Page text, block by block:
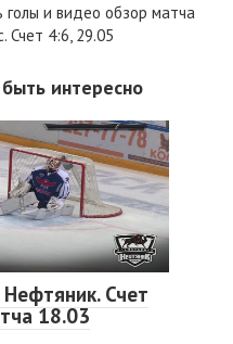
голы и видео обзор матча
Счет 4:6, 29.05
интересно
Счет
18.03